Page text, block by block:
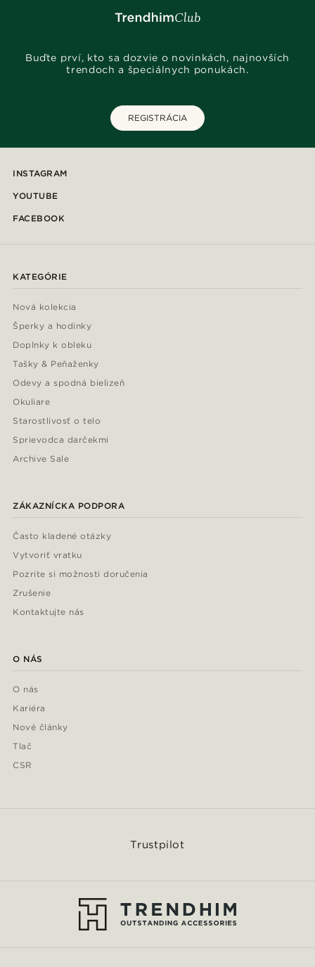
Buďte prví, kto sa dozvie o novinkách, najnovších
trendoch a špeciálnych ponukách.
REGISTRÁCIA
INSTAGRAM
YOUTUBE
FACEBOOK
KATEGÓRIE
Nová kolekcia
Šperky a hodinky
Doplnky k obleku
Tašky & Peňaženky
Odevy a spodná bielizeň
Okuliare
Starostlivosť o telo
Sprievodca darčekmi
Archive Sale
ZÁKAZNÍCKA PODPORA
Často kladené otázky
Vytvoriť vratku
Pozrite si možnosti doručenia
Zrušenie
Kontaktujte nás
O NÁS
O nás
Kariéra
Nové články
Tlač
CSR
Trustpilot